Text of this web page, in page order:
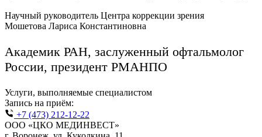
Научный руководитель Центра коррекции зрения
Мошетова Лариса Константиновна
Академик РАН, заслуженный офтальмолог
России, президент РМАНПО
Услуги, выполняемые специалистом
Запись на приём:
+7 (473) 212-12-22
ООО «ЦКО МЕДИНВЕСТ»